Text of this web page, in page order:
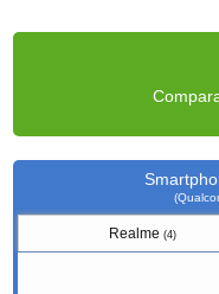
Realme (4)